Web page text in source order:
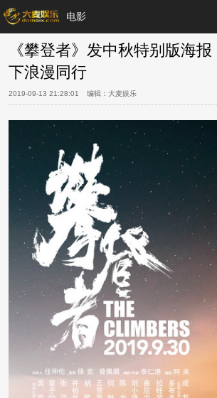
电影
《攀登者》发中秋特别版海
下浪漫同行
2019-09-13 21:28:01 编辑： 大麦娱乐